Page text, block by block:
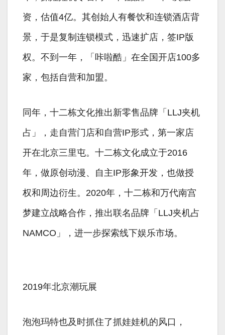
资，估值4亿。其创始人有餐饮和连锁酒店背
景，于是复制连锁模式，迅速扩店，签IP版
权。不到一年，「咔啦酷」在全国开店100多
家，包括自营和加盟。
同年，十二栋文化推出新零售品牌「LLJ夹机
占」，走自营门店和自营IP形式，第一家店
开在北京三里屯。十二栋文化成立于2016
年，做原创动漫、自主IP形象开发，也做授
权和周边衍生。2020年，十二栋和万代南宫
梦建立战略合作，推出联名品牌「LLJ夹机占
NAMCO」，进一步探索线下娱乐市场。
2019年北京潮玩展
泡泡玛特也及时抓住了抓娃娃机的风口，